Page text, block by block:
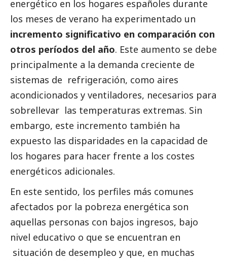
energético en los hogares españoles durante
los meses de verano ha experimentado un
incremento significativo en comparación con
otros períodos del año. Este aumento se debe
principalmente a la demanda creciente de
sistemas de refrigeración, como aires
acondicionados y ventiladores, necesarios para
sobrellevar las temperaturas extremas. Sin
embargo, este incremento también ha
expuesto las disparidades en la capacidad de
los hogares para hacer frente a los costes
energéticos adicionales.
En este sentido, los perfiles más comunes
afectados por la pobreza energética son
aquellas personas con bajos ingresos, bajo
nivel educativo o que se encuentran en
situación de desempleo y que, en muchas